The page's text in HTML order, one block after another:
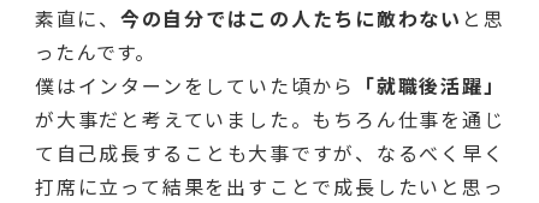
素直に、 今の自分ではこの人たちに敵わない と思
ったんです。
僕はインターンをしていた頃から 「就職後活躍」
が大事だと考えていました。もちろん仕事を通じ
て自己成長することも大事ですが、なるべく早く
打席に立って結果を出すことで成長したいと思っ